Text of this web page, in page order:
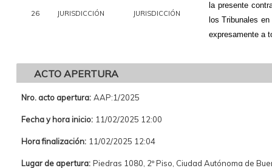
26 JURISDICCIÓN JURISDICCIÓN
la presente
los Tribunales
expresamente a
ACTO APERTURA
Nro. acto apertura: AAP:1/2025
Fecha y hora inicio: 11/02/2025 12:00
Hora finalización: 11/02/2025 12:04
Lugar de apertura: Piedras 1080, 2º Piso, Ciudad Autónoma de